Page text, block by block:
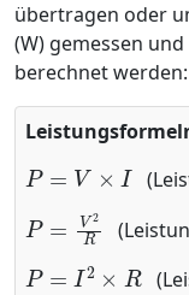
übertragen oder
(W) gemessen
berechnet werden:
P= ×I
P= 2R
P= ×R